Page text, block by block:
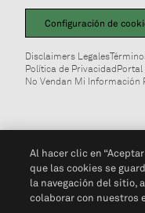
Configuración de
Disclaimers Legales
Política de PrivacidadPortal
No Vendan Mi Información
Al hacer clic en
que las cookies se
la navegación del sitio,
colaborar con nuestros